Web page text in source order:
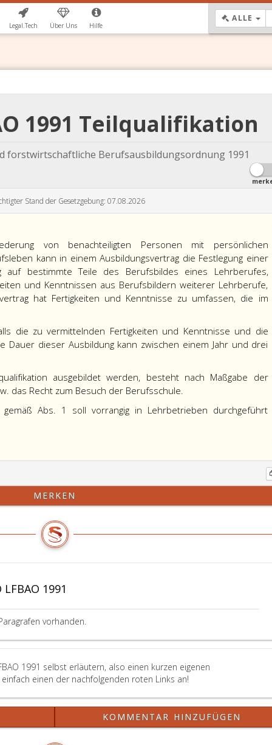
Legal.Tech Über Uns Hilfe
ALLE
1991 Teilqualifikation
forstwirtschaftliche Berufsausbildungsordnung 1991
Stand der Gesetzgebung: 07.08.2026
von benachteiligten Personen mit persönlichen
kann in einem Ausbildungsvertrag die Festlegung einer
auf bestimmte Teile des Berufsbildes eines Lehrberufes,
und Kenntnissen aus Berufsbildern weiterer Lehrberufe,
hat Fertigkeiten und Kenntnisse zu umfassen, die im
die zu vermittelnden Fertigkeiten und Kenntnisse und die
Dauer dieser Ausbildung kann zwischen einem Jahr und drei
ausgebildet werden, besteht nach Maßgabe der
das Recht zum Besuch der Berufsschule.
Abs. 1 soll vorrangig in Lehrbetrieben durchgeführt
MERKEN
1991
vorhanden.
1991 selbst erläutern, also einen kurzen eigenen
einen der nachfolgenden roten Links an!
KOMMENTAR HINZUFÜGEN